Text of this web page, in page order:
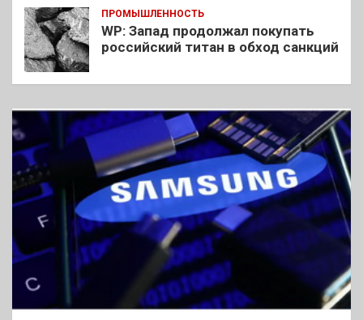
ПРОМЫШЛЕННОСТЬ
WP: Запад продолжал покупать
российский титан в обход санкций